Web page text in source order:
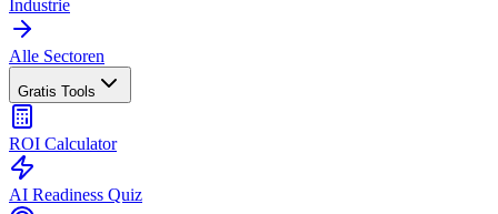
Industrie
Alle Sectoren
Gratis Tools
ROI Calculator
AI Readiness Quiz